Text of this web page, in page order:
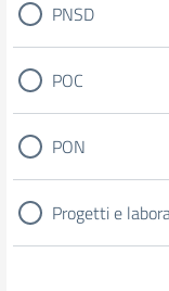
PNSD
POC
PON
Progetti e